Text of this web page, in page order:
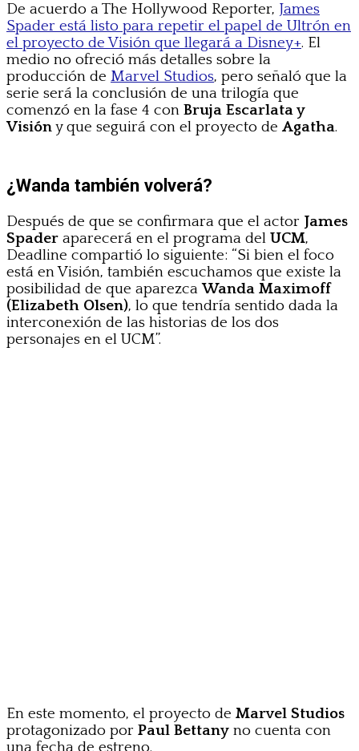
De acuerdo a The Hollywood Reporter, James
Spader está listo para repetir el papel de Ultrón en
el proyecto de Visión que llegará a Disney+. El
medio no ofreció más detalles sobre la
producción de Marvel Studios, pero señaló que la
serie será la conclusión de una trilogía que
comenzó en la fase 4 con Bruja Escarlata y
Visióny que seguirá con el proyecto de Agatha.
¿Wanda también volverá?
Después de que se confirmara que el actor James
Spader aparecerá en el programa del UCM,
Deadline compartió lo siguiente: “Si bien el foco
está en Visión, también escuchamos que existe la
posibilidad de que aparezcaWanda Maximoff
(Elizabeth Olsen), lo que tendría sentido dada la
interconexión de las historias de los dos
personajes en el UCM”.
En este momento, el proyecto de Marvel Studios
protagonizado por Paul Bettany no cuenta con
una fecha de estreno.